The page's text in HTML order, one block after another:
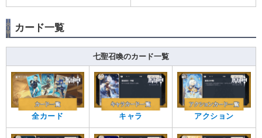
カード一覧
七聖召喚のカード一覧
全カード キャラ アクション